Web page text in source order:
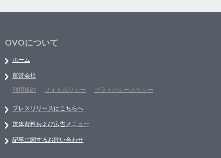
OVOについて
ホーム
運営会社
利用規約
サイトポリシー プライバシーポリシー
プレスリリースはこちらへ
媒体資料および広告メニュー
記事に関するお問い合わせ